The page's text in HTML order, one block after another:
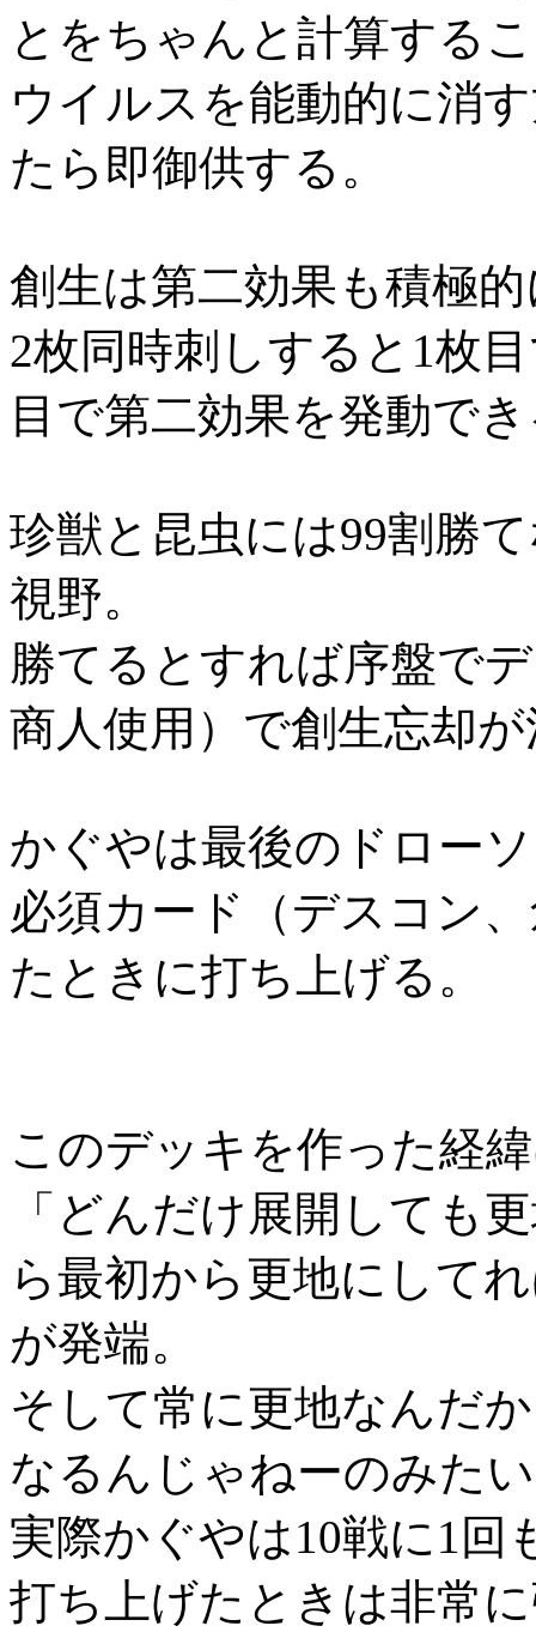
とをちゃんと計算する
ウイルスを能動的に消
たら即御供する。
創生は第二効果も積極
2枚同時刺しすると1枚
目で第二効果を発動で
珍獣と昆虫には99割勝
視野。
勝てるとすれば序盤で
商人使用）で創生忘却
かぐやは最後のドロー
必須カード（デスコン
たときに打ち上げる。
このデッキを作った経
「どんだけ展開しても
ら最初から更地にして
が発端。
そして常に更地なんだ
なるんじゃねーのみた
実際かぐやは10戦に1回
打ち上げたときは非常